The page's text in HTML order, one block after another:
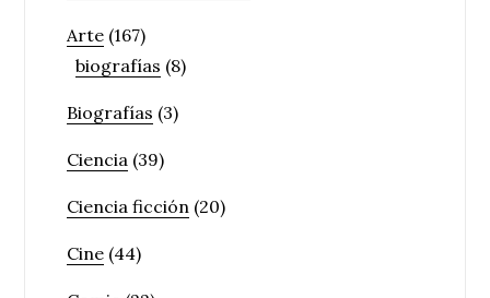
Arte (167)
biografías (8)
Biografías (3)
Ciencia (39)
Ciencia ficción (20)
Cine (44)